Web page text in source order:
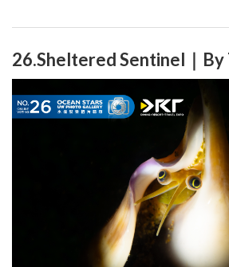
26.Sheltered Sentinel｜By